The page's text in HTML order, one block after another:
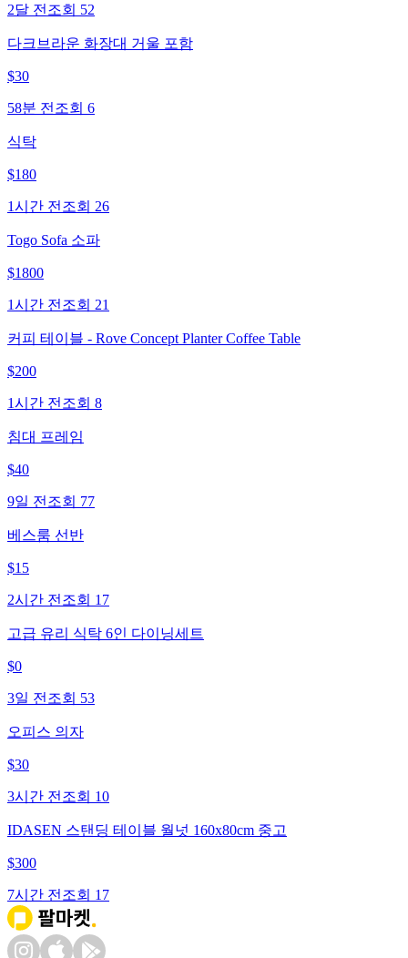
2달 전 조회 52
다크브라운 화장대 거울 포함
$30
58분 전 조회 6
식탁
$180
1시간 전 조회 26
Togo Sofa 소파
$1800
1시간 전 조회 21
커피 테이블 - Rove Concept Planter Coffee Table
$200
1시간 전 조회 8
침대 프레임
$40
9일 전 조회 77
베스룸 선반
$15
2시간 전 조회 17
고급 유리 식탁 6인 다이닝세트
$0
3일 전 조회 53
오피스 의자
$30
3시간 전 조회 10
IDASEN 스탠딩 테이블 월넛 160x80cm 중고
$300
7시간 전 조회 17